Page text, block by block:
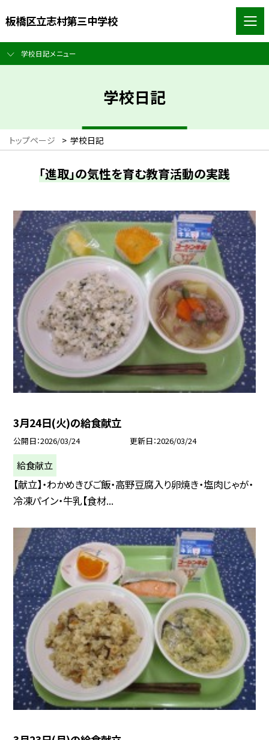
板橋区立志村第三中学校
学校日記メニュー
学校日記
トップページ > 学校日記
「進取」の気性を育む教育活動の実践
3月24日(火)の給食献立
公開日 2026/03/24 更新日 2026/03/24
給食献立
【献立】・わかめきびご飯・高野豆腐入り卵焼き・塩肉じゃが・
冷凍パイン・牛乳【食材...